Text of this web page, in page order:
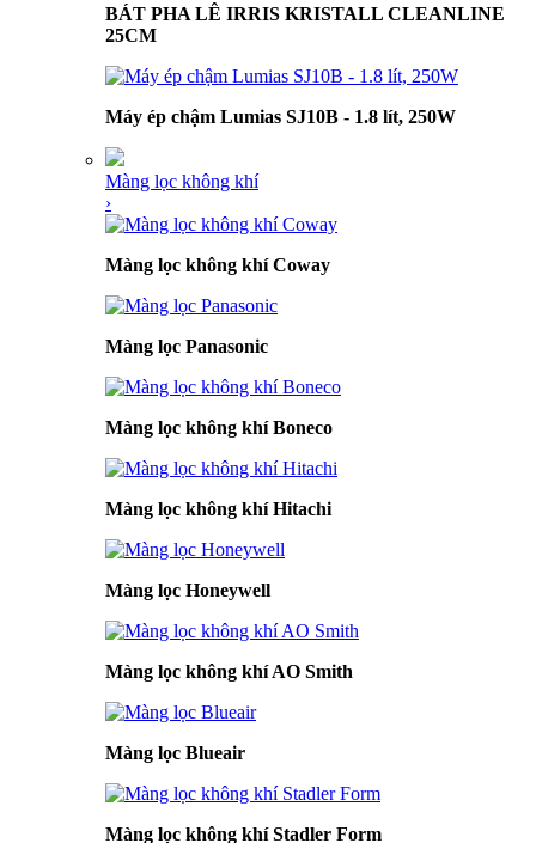
BÁT PHA LÊ IRRIS KRISTALL CLEANLINE
25CM
Máy ép chậm Lumias SJ10B - 1.8 lít, 250W
Màng lọc không khí
›
Màng lọc không khí Coway
Màng lọc Panasonic
Màng lọc không khí Boneco
Màng lọc không khí Hitachi
Màng lọc Honeywell
Màng lọc không khí AO Smith
Màng lọc Blueair
Màng lọc không khí Stadler Form